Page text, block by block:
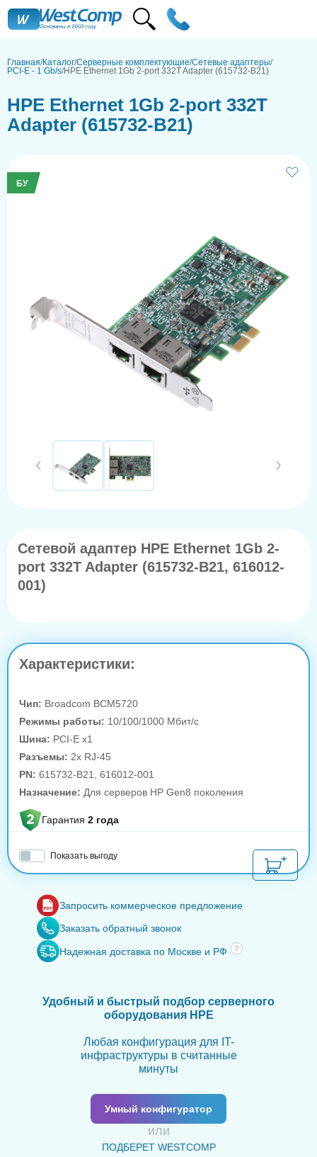
Главная Каталог Серверные комплектующие Сетевые адаптеры
PCI-E - 1 Gb/s HPE Ethernet 1Gb 2-port 332T Adapter (615732-B21)
HPE Ethernet 1Gb 2-port 332T
Adapter (615732-B21)
БУ
Сетевой адаптер HPE Ethernet 1Gb 2-
port 332T Adapter (615732-B21, 616012-
001)
Характеристики:
Чип: Broadcom BCM5720
Режимы работы: 10/100/1000 Мбит/c
Шина: PCI-E x1
Разъемы: 2x RJ-45
PN: 615732-B21, 616012-001
Назначение: Для серверов HP Gen8 поколения
Гарантия 2 года
Показать выгоду
Запросить коммерческое предложение
Заказать обратный звонок
Надежная доставка по Москве и РФ
Удобный и быстрый подбор серверного
оборудования HPE
Любая конфигурация для IT-
инфраструктуры в считанные
минуты
Умный конфигуратор
или
ПОДБЕРЕТ WESTCOMP